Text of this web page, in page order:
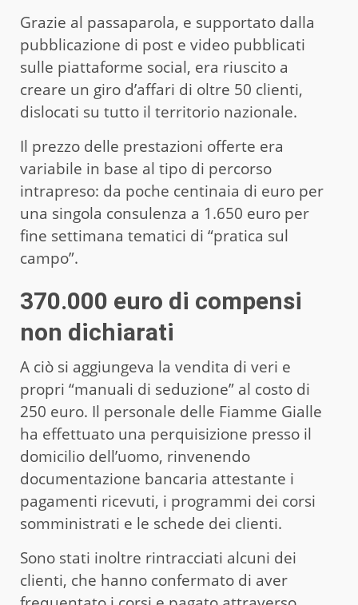
Grazie al passaparola, e supportato dalla
pubblicazione di post e video pubblicati
sulle piattaforme social, era riuscito a
creare un giro d’affari di oltre 50 clienti,
dislocati su tutto il territorio nazionale.
Il prezzo delle prestazioni offerte era
variabile in base al tipo di percorso
intrapreso: da poche centinaia di euro per
una singola consulenza a 1.650 euro per
fine settimana tematici di “pratica sul
campo”.
370.000 euro di compensi
non dichiarati
A ciò si aggiungeva la vendita di veri e
propri “manuali di seduzione” al costo di
250 euro. Il personale delle Fiamme Gialle
ha effettuato una perquisizione presso il
domicilio dell’uomo, rinvenendo
documentazione bancaria attestante i
pagamenti ricevuti, i programmi dei corsi
somministrati e le schede dei clienti.
Sono stati inoltre rintracciati alcuni dei
clienti, che hanno confermato di aver